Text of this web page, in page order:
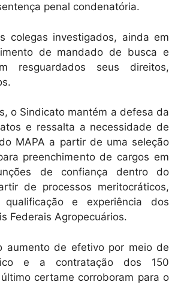
penal condenatória.
colegas investigados, ainda em
de mandado de busca e
resguardados seus direitos,
o Sindicato mantém a defesa da
e ressalta a necessidade de
MAPA a partir de uma seleção
preenchimento de cargos em
de confiança dentro do
de processos meritocráticos,
e experiência dos
Federais Agropecuários.
aumento de efetivo por meio de
e a contratação dos 150
certame corroboram para o